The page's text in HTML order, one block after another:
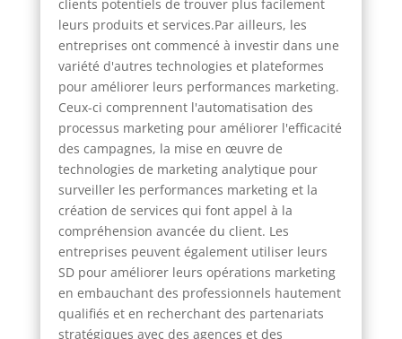
clients potentiels de trouver plus facilement
leurs produits et services.Par ailleurs, les
entreprises ont commencé à investir dans une
variété d'autres technologies et plateformes
pour améliorer leurs performances marketing.
Ceux-ci comprennent l'automatisation des
processus marketing pour améliorer l'efficacité
des campagnes, la mise en œuvre de
technologies de marketing analytique pour
surveiller les performances marketing et la
création de services qui font appel à la
compréhension avancée du client. Les
entreprises peuvent également utiliser leurs
SD pour améliorer leurs opérations marketing
en embauchant des professionnels hautement
qualifiés et en recherchant des partenariats
stratégiques avec des agences et des